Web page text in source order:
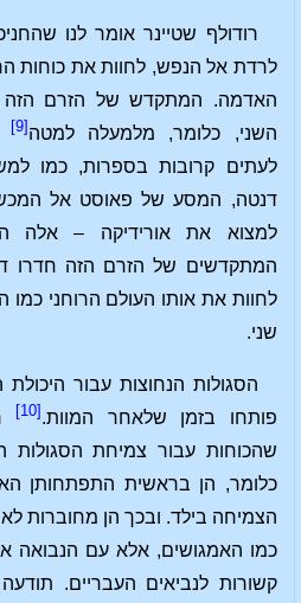
רודולף שטיינר אומר לנו
לרדת אל הנפש, לחוות את כוחות
האדמה. המתקדש של הזרם הזה
השני, כלומר, מלמעלה למטה [9]
לעתים קרובות בספרות, כמו
דנטה, המסע של פאוסט אל
למצוא את אורידיקה – אלה
המתקדשים של הזרם הזה חדרו
לחוות את אותו העולם הרוחני כמו
שני.
הסגולות הנחוצות עבור
פותחו בזמן שלאחר המוות. [10]
שהכוחות עבור צמיחת הסגולות
כלומר, הן בראשית התפתחותן
הצמיחה בילד. ובכך הן מחוברות
כמו האמגושים, אלא עם הנבואה
קשורות לנביאים העבריים.